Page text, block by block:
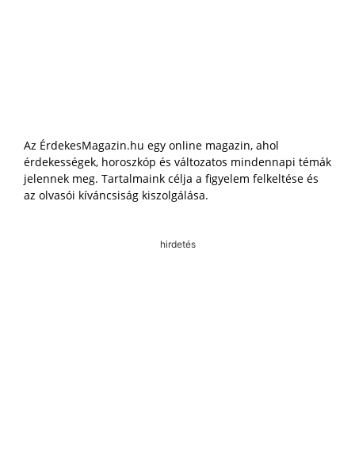
Az ÉrdekesMagazin.hu egy online magazin, ahol
érdekességek, horoszkóp és változatos mindennapi témák
jelennek meg. Tartalmaink célja a figyelem felkeltése és
az olvasói kíváncsiság kiszolgálása.
hirdetés